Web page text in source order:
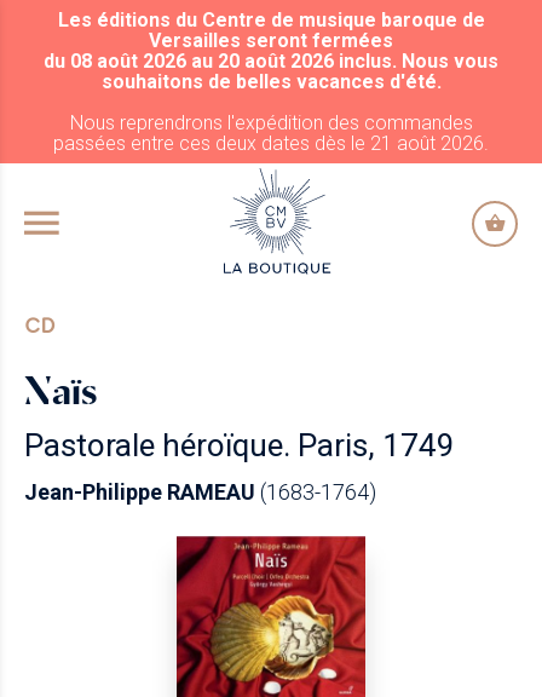
ALLER AU CONTENU PRINCIPAL
Les éditions du Centre de musique baroque de
Versailles seront fermées
du 08 août 2026 au 20 août 2026 inclus. Nous vous
souhaitons de belles vacances d'été.
Nous reprendrons l'expédition des commandes
passées entre ces deux dates dès le 21 août 2026.
CD
Naïs
Pastorale héroïque. Paris, 1749
Jean-Philippe RAMEAU (1683-1764)